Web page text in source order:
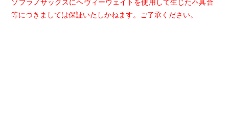
ソプラノサックスにヘヴィーウェイトを使用して生じた不具合
等につきましては保証いたしかねます。ご了承ください。